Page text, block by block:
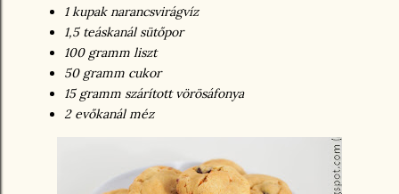
1 kupak narancsvirágvíz
1,5 teáskanál sütőpor
100 gramm liszt
50 gramm cukor
15 gramm szárított vörösáfonya
2 evőkanál méz